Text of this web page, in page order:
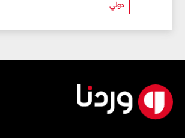
دولي